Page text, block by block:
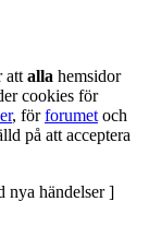
att alla hemsidor
cookies för
, förforumet och
på att acceptera
nya händelser ]